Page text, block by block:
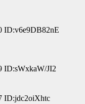
ID:v6e9DB82nE
ID:sWxkaW/JI2
ID:jdc2oiXhtc